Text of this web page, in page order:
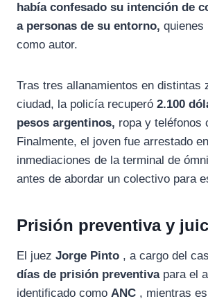
había confesado su intención de
a personas de su entorno, quienes
como autor.
Tras tres allanamientos en distintas
ciudad, la policía recuperó 2.100
pesos argentinos, ropa y teléfonos
Finalmente, el joven fue arrestado
inmediaciones de la terminal de
antes de abordar un colectivo para
Prisión preventiva y
El juez Jorge Pinto , a cargo del
días de prisión preventivapara el
identificado como ANC , mientras